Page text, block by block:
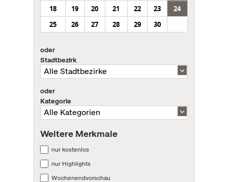
18
19 20 21 22 23
24
25
26 27 28 29 30
oder
Stadtbezirk
oder
Kategorie
Weitere Merkmale
nur kostenlos
nur Highlights
Wochenendvorschau